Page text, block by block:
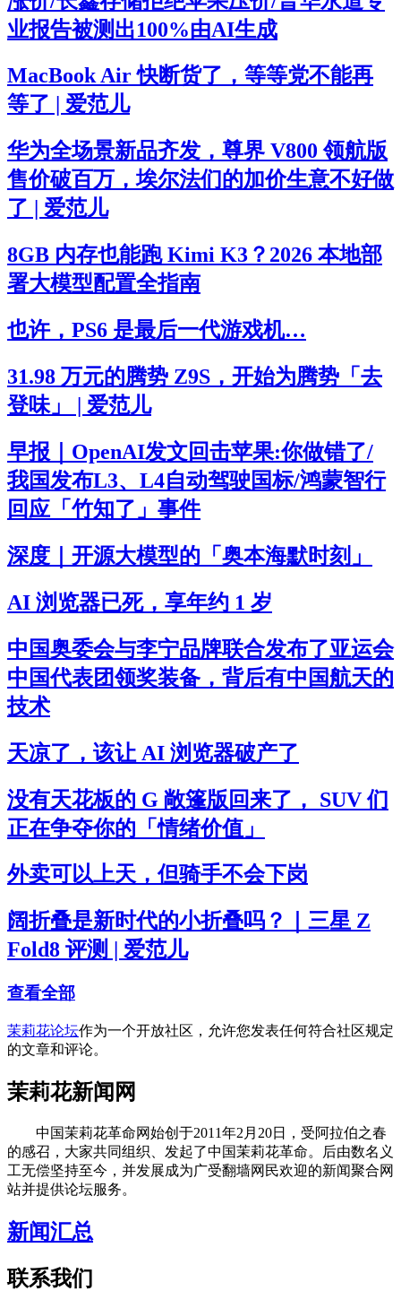
业报告被测出100%由AI生成
MacBook Air 快断货了，等等党不能再
等了 | 爱范儿
华为全场景新品齐发，尊界 V800 领航版
售价破百万，埃尔法们的加价生意不好做
了 | 爱范儿
8GB 内存也能跑 Kimi K3？2026 本地部
署大模型配置全指南
也许，PS6 是最后一代游戏机…
31.98 万元的腾势 Z9S，开始为腾势「去
登味」 | 爱范儿
早报｜OpenAI发文回击苹果:你做错了/
我国发布L3、L4自动驾驶国标/鸿蒙智行
回应「竹知了」事件
深度｜开源大模型的「奥本海默时刻」
AI 浏览器已死，享年约 1 岁
中国奥委会与李宁品牌联合发布了亚运会
中国代表团领奖装备，背后有中国航天的
技术
天凉了，该让 AI 浏览器破产了
没有天花板的 G 敞篷版回来了， SUV 们
正在争夺你的「情绪价值」
外卖可以上天，但骑手不会下岗
阔折叠是新时代的小折叠吗？｜三星 Z
Fold8 评测 | 爱范儿
查看全部
茉莉花论坛作为一个开放社区，允许您发表任何符合社区规定
的文章和评论。
茉莉花新闻网
中国茉莉花革命网始创于2011年2月20日，受阿拉伯之春
的感召，大家共同组织、发起了中国茉莉花革命。后由数名义
工无偿坚持至今，并发展成为广受翻墙网民欢迎的新闻聚合网
站并提供论坛服务。
新闻汇总
联系我们